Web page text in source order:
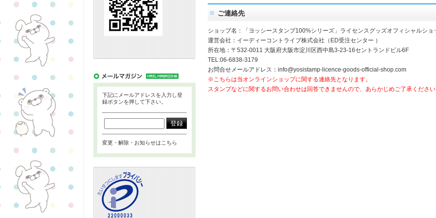
ご連絡先
ショップ名：「ヨッシースタンプ100%シリーズ」ライセンスグッズオフィシャルショ
運営会社：イーディーコントライブ株式会社（ED受注センター ）
所在地：〒532-0011 大阪府大阪市淀川区西中島3-23-16セントランドビル6F
TEL:06-6838-3179
お問合せメールアドレス：info@yosistamp-licence-goods-official-shop.com
※こちらは当オンラインショップに関する連絡先となります。
スタンプなどに関するお問い合わせは回答できませんので、あらかじめご了承くださ
下記にメールアドレスを入力し登
録ボタンを押して下さい。
変更・解除・お知らせはこちら